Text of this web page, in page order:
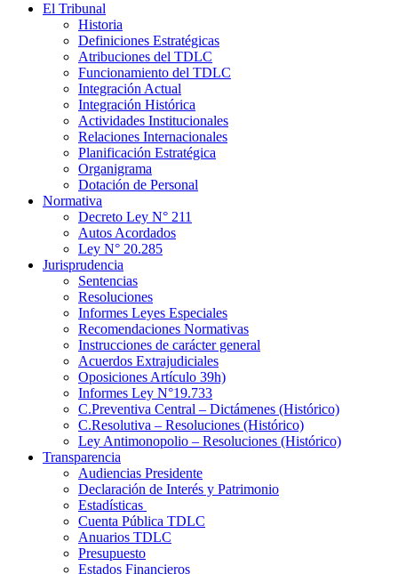
El Tribunal
Historia
Definiciones Estratégicas
Atribuciones del TDLC
Funcionamiento del TDLC
Integración Actual
Integración Histórica
Actividades Institucionales
Relaciones Internacionales
Planificación Estratégica
Organigrama
Dotación de Personal
Normativa
Decreto Ley N° 211
Autos Acordados
Ley N° 20.285
Jurisprudencia
Sentencias
Resoluciones
Informes Leyes Especiales
Recomendaciones Normativas
Instrucciones de carácter general
Acuerdos Extrajudiciales
Oposiciones Artículo 39h)
Informes Ley N°19.733
C.Preventiva Central – Dictámenes (Histórico)
C.Resolutiva – Resoluciones (Histórico)
Ley Antimonopolio – Resoluciones (Histórico)
Transparencia
Audiencias Presidente
Declaración de Interés y Patrimonio
Estadísticas
Cuenta Pública TDLC
Anuarios TDLC
Presupuesto
Estados Financieros